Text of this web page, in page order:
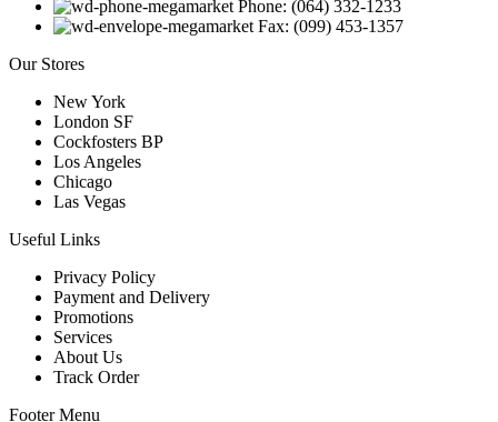
Phone: (064) 332-1233
Fax: (099) 453-1357
Our Stores
New York
London SF
Cockfosters BP
Los Angeles
Chicago
Las Vegas
Useful Links
Privacy Policy
Payment and Delivery
Promotions
Services
About Us
Track Order
Footer Menu